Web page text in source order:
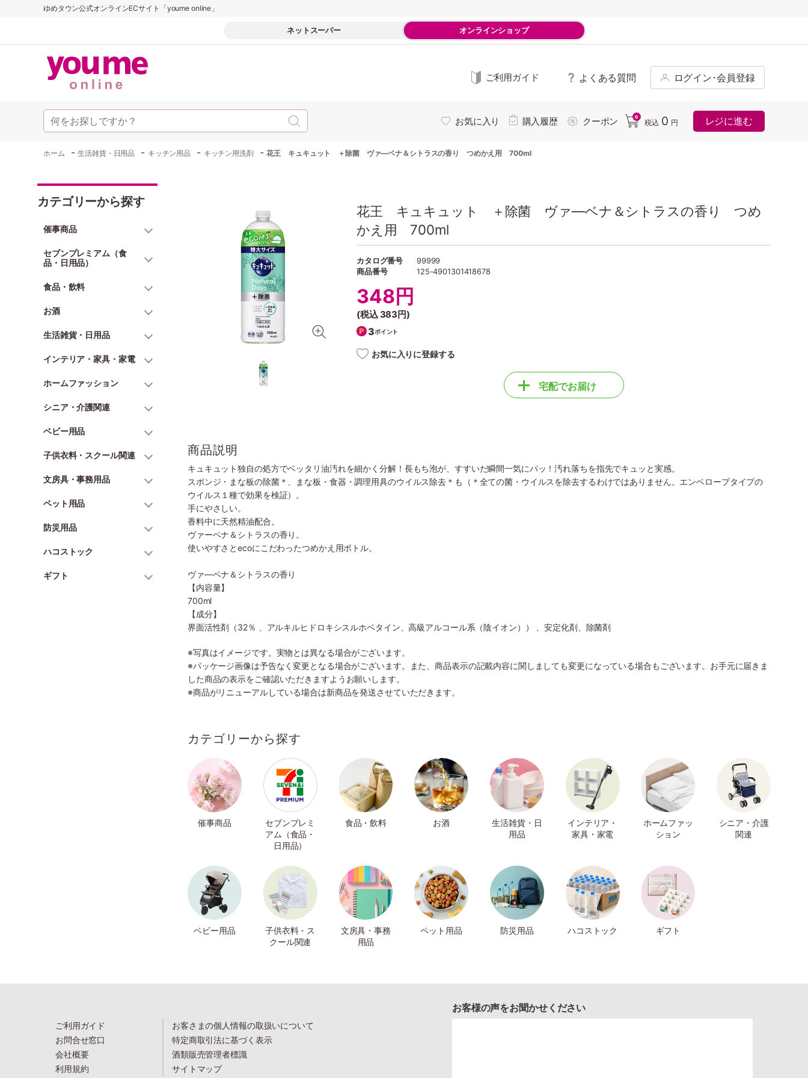
ゆめタウン公式オンラインECサイト「youme online」
ネットスーパー オンラインショップ
ご利用ガイド よくある質問 ログイン･会員登録
お気に入り 購入履歴 クーポン 0
税込 0 円 レジに進む
ホーム -生活雑貨・日用品 - キッチン用品 - キッチン用洗剤 -花王 キュキュット ＋除菌 ヴァ―ベナ＆シトラスの香り つめかえ用 700ml
カテゴリーから探す
催事商品
セブンプレミアム（食
品・日用品）
食品・飲料
お酒
生活雑貨・日用品
インテリア・家具・家電
ホームファッション
シニア・介護関連
ベビー用品
子供衣料・スクール関連
文房具・事務用品
ペット用品
防災用品
ハコストック
ギフト
花王 キュキュット ＋除菌 ヴァ―ベナ＆シトラスの香り つめ
かえ用 700ml
カタログ番号
99999
商品番号
125-4901301418678
348円
(税込 383円)
3ポイント
お気に入りに登録する
宅配でお届け
商品説明
キュキュット独自の処方でベッタリ油汚れを細かく分解！長もち泡が、すすいだ瞬間一気にパッ！汚れ落ちを指先でキュッと実感。
スポンジ・まな板の除菌＊、まな板・食器・調理用具のウイルス除去＊も（＊全ての菌・ウイルスを除去するわけではありません。エンベロープタイプの
ウイルス１種で効果を検証）。
手にやさしい。
香料中に天然精油配合。
ヴァーベナ＆シトラスの香り。
使いやすさとecoにこだわったつめかえ用ボトル。
ヴァ―ベナ＆シトラスの香り
【内容量】
700ml
【成分】
界面活性剤（32％ 、アルキルヒドロキシスルホベタイン、高級アルコール系（陰イオン）） 、安定化剤、除菌剤
※写真はイメージです。実物とは異なる場合がございます。
※パッケージ画像は予告なく変更となる場合がございます。また、商品表示の記載内容に関しましても変更になっている場合もございます。お手元に届きま
した商品の表示をご確認いただきますようお願いします。
※商品がリニューアルしている場合は新商品を発送させていただきます。
カテゴリーから探す
催事商品
セブンプレミ
アム（食品・
日用品）
食品・飲料 お酒
生活雑貨・日
用品
インテリア・
家具・家電
ホームファッ
ション
シニア・介護
関連
ベビー用品
子供衣料・ス
クール関連
文房具・事務
用品
ペット用品 防災用品 ハコストック ギフト
ご利用ガイド
お問合せ窓口
会社概要
利用規約
お客さまの個人情報の取扱いについて
特定商取引法に基づく表示
酒類販売管理者標識
サイトマップ
お客様の声をお聞かせください